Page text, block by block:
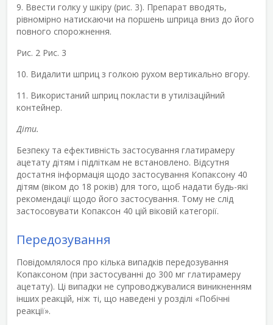
9. Ввести голку у шкіру (рис. 3). Препарат вводять,
рівномірно натискаючи на поршень шприца вниз до його
повного спорожнення.
Рис. 2 Рис. 3
10. Видалити шприц з голкою рухом вертикально вгору.
11. Використаний шприц покласти в утилізаційний
контейнер.
Діти.
Безпеку та ефективність застосування глатирамеру
ацетату дітям і підліткам не встановлено. Відсутня
достатня інформація щодо застосування Копаксону 40
дітям (віком до 18 років) для того, щоб надати будь-які
рекомендації щодо його застосування. Тому не слід
застосовувати Копаксон 40 цій віковій категорії.
Передозування
Повідомлялося про кілька випадків передозування
Копаксоном (при застосуванні до 300 мг глатирамеру
ацетату). Ці випадки не супроводжувалися виникненням
інших реакцій, ніж ті, що наведені у розділі «Побічні
реакції».